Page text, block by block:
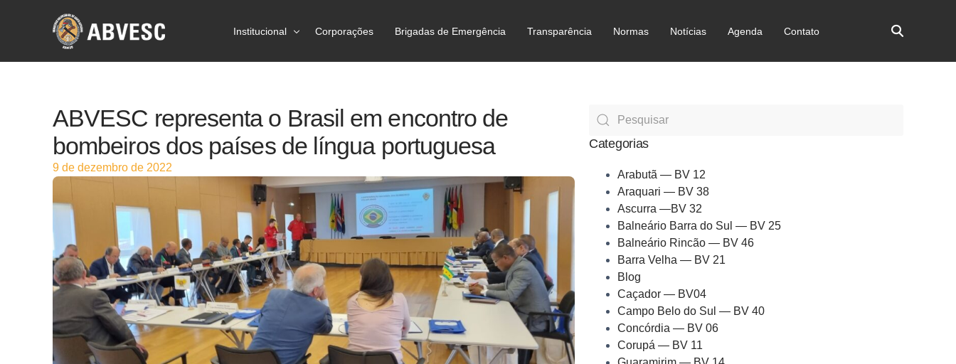
Institucional
Ações
Prevenção
Imprensa
Corporações Brigadas de Emergência Transparência Normas Notícias Agenda Contato
ABVESC representa o Brasil em encontro de
bombeiros dos países de língua portuguesa
9 de dezembro de 2022
Categorias
Arabutã — BV 12
Araquari — BV 38
Ascurra —BV 32
Balneário Barra do Sul — BV 25
Balneário Rincão — BV 46
Barra Velha — BV 21
Blog
Caçador — BV04
Campo Belo do Sul — BV 40
Concórdia — BV 06
Corupá — BV 11